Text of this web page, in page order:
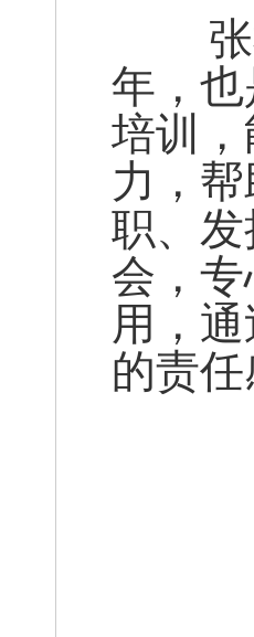
张社
年，
培训
力，
职、
会，
用，
的责